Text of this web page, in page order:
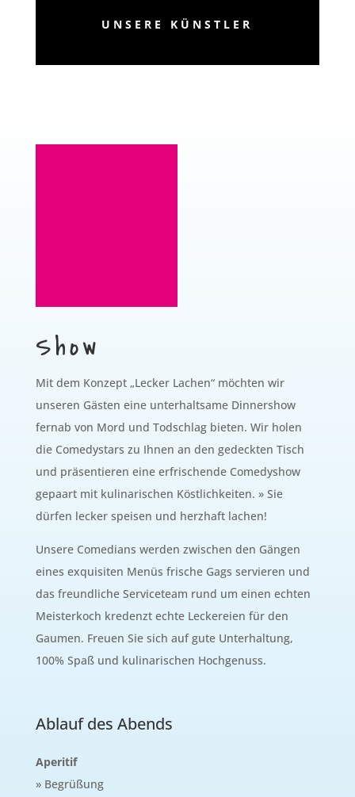
UNSERE KÜNSTLER
Show
Mit dem Konzept „Lecker Lachen“ möchten wir
unseren Gästen eine unterhaltsame Dinnershow
fernab von Mord und Todschlag bieten. Wir holen
die Comedystars zu Ihnen an den gedeckten Tisch
und präsentieren eine erfrischende Comedyshow
gepaart mit kulinarischen Köstlichkeiten. » Sie
dürfen lecker speisen und herzhaft lachen!
Unsere Comedians werden zwischen den Gängen
eines exquisiten Menüs frische Gags servieren und
das freundliche Serviceteam rund um einen echten
Meisterkoch kredenzt echte Leckereien für den
Gaumen. Freuen Sie sich auf gute Unterhaltung,
100% Spaß und kulinarischen Hochgenuss.
Ablauf des Abends
Aperitif
» Begrüßung